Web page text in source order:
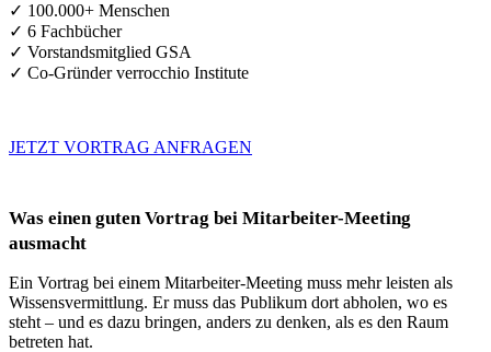
✓ 100.000+ Menschen
✓ 6 Fachbücher
✓ Vorstandsmitglied GSA
✓ Co-Gründer verrocchio Institute
JETZT VORTRAG ANFRAGEN
Was einen guten Vortrag bei Mitarbeiter-Meeting
ausmacht
Ein Vortrag bei einem Mitarbeiter-Meeting muss mehr leisten als
Wissensvermittlung. Er muss das Publikum dort abholen, wo es
steht – und es dazu bringen, anders zu denken, als es den Raum
betreten hat.